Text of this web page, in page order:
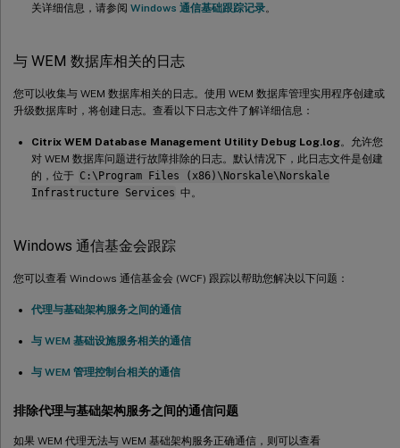
关详细信息，请参阅 Windows 通信基础跟踪记录。
与 WEM 数据库相关的日志
您可以收集与 WEM 数据库相关的日志。使用 WEM 数据库管理实用程序创建或
升级数据库时，将创建日志。查看以下日志文件了解详细信息：
Citrix WEM Database Management Utility Debug Log.log。允许您
对 WEM 数据库问题进行故障排除的日志。默认情况下，此日志文件是创建
的，位于 C:\Program Files (x86)\Norskale\Norskale
Infrastructure Services 中。
Windows 通信基金会跟踪
您可以查看 Windows 通信基金会 (WCF) 跟踪以帮助您解决以下问题：
代理与基础架构服务之间的通信
与 WEM 基础设施服务相关的通信
与 WEM 管理控制台相关的通信
排除代理与基础架构服务之间的通信问题
如果 WEM 代理无法与 WEM 基础架构服务正确通信，则可以查看